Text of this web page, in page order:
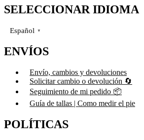
SELECCIONAR IDIOMA
Español ▼
ENVÍOS
Envío, cambios y devoluciones
Solicitar cambio o devolución 🔄
Seguimiento de mi pedido 📦
Guía de tallas | Como medir el pie
POLÍTICAS